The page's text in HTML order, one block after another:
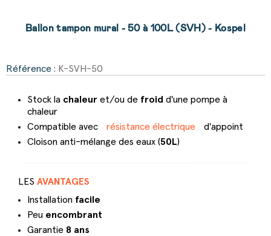
Ballon tampon mural - 50 à 100L (SVH) - Kospel
Référence : K-SVH-50
Stock la chaleur et/ou de froid d'une pompe à
chaleur
Compatible avec
résistance électrique
d'appoint
Cloison anti-mélange des eaux (50L)
LES AVANTAGES
Installation facile
Peu encombrant
Garantie 8 ans